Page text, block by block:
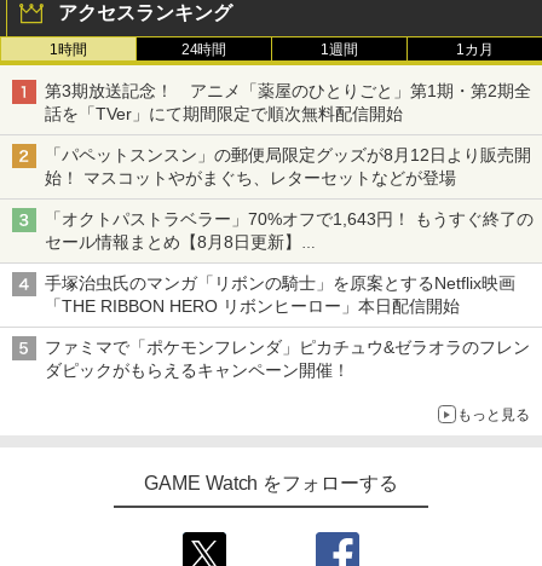
アクセスランキング
1時間 24時間 1週間 1カ月
第3期放送記念！ アニメ「薬屋のひとりごと」第1期・第2期全
話を「TVer」にて期間限定で順次無料配信開始
「パペットスンスン」の郵便局限定グッズが8月12日より販売開
始！ マスコットやがまぐち、レターセットなどが登場
「オクトパストラベラー」70%オフで1,643円！ もうすぐ終了の
セール情報まとめ【8月8日更新】
ニンテンドーeショップでは「大神 絶景版」が67%オフで990円
手塚治虫氏のマンガ「リボンの騎士」を原案とするNetflix映画
「THE RIBBON HERO リボンヒーロー」本日配信開始
ファミマで「ポケモンフレンダ」ピカチュウ&ゼラオラのフレン
ダピックがもらえるキャンペーン開催！
もっと見る
GAME Watch をフォローする